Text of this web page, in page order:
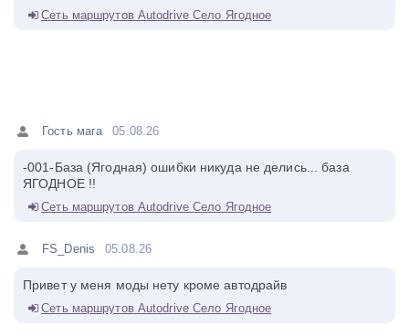
Сеть маршрутов Autodrive Село Ягодное
Гость мага 05.08.26
-001-База (Ягодная) ошибки никуда не делись... база
ЯГОДНОЕ !!
Сеть маршрутов Autodrive Село Ягодное
FS_Denis 05.08.26
Привет у меня моды нету кроме автодрайв
Сеть маршрутов Autodrive Село Ягодное